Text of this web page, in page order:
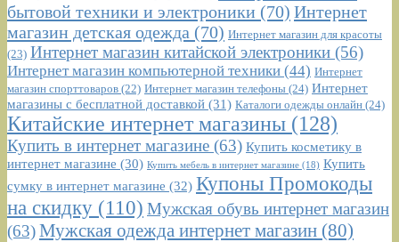
бытовой техники и электроники (70) Интернет
магазин детская одежда (70) Интернет магазин для красоты
(23) Интернет магазин китайской электроники (56)
Интернет магазин компьютерной техники (44) Интернет
магазин спорттоваров (22) Интернет магазин телефоны (24) Интернет
магазины с бесплатной доставкой (31) Каталоги одежды онлайн (24)
Китайские интернет магазины (128)
Купить в интернет магазине (63) Купить косметику в
интернет магазине (30) Купить мебель в интернет магазине (18) Купить
сумку в интернет магазине (32) Купоны Промокоды
на скидку (110) Мужская обувь интернет магазин
(63)Мужская одежда интернет магазин (80)